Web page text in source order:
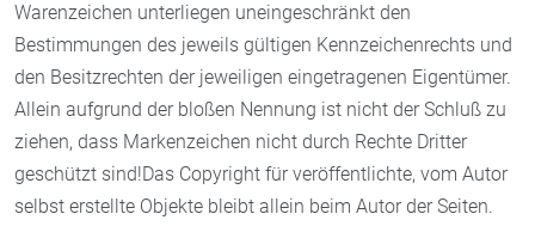
Warenzeichen unterliegen uneingeschränkt den
Bestimmungen des jeweils gültigen Kennzeichenrechts und
den Besitzrechten der jeweiligen eingetragenen Eigentümer.
Allein aufgrund der bloßen Nennung ist nicht der Schluß zu
ziehen, dass Markenzeichen nicht durch Rechte Dritter
geschützt sind!Das Copyright für veröffentlichte, vom Autor
selbst erstellte Objekte bleibt allein beim Autor der Seiten.